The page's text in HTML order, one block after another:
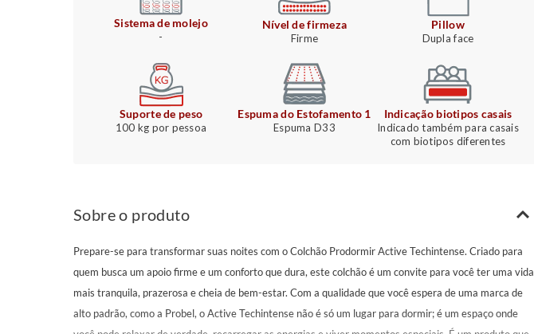
Sistema de molejo
-
Nível de firmeza
Firme
Pillow
Dupla face
Suporte de peso
100 kg por pessoa
Espuma do Estofamento 1
Espuma D33
Indicação biotipos casais
Indicado também para casais
com biotipos diferentes
Sobre o produto
Prepare-se para transformar suas noites com o Colchão Prodormir Active Techintense. Criado para
quem busca um apoio firme e um conforto que dura, este colchão é um convite para você ter uma vida
mais tranquila, prazerosa e cheia de bem-estar. Com a qualidade que você espera de uma marca de
alto padrão, como a Probel, o Active Techintense não é só um lugar para dormir; é um espaço onde